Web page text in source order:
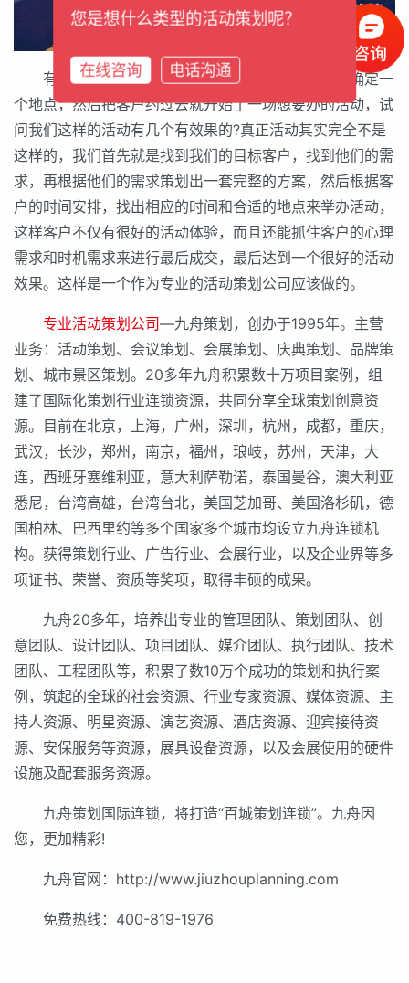
有些时候很多公司办活动都是先制定一个时间，确定一
个地点，然后把客户约过去就开始了一场想要办的活动，试
问我们这样的活动有几个有效果的?真正活动其实完全不是
这样的，我们首先就是找到我们的目标客户，找到他们的需
求，再根据他们的需求策划出一套完整的方案，然后根据客
户的时间安排，找出相应的时间和合适的地点来举办活动，
这样客户不仅有很好的活动体验，而且还能抓住客户的心理
需求和时机需求来进行最后成交，最后达到一个很好的活动
效果。这样是一个作为专业的活动策划公司应该做的。
专业活动策划公司—九舟策划，创办于1995年。主营
业务：活动策划、会议策划、会展策划、庆典策划、品牌策
划、城市景区策划。20多年九舟积累数十万项目案例，组
建了国际化策划行业连锁资源，共同分享全球策划创意资
源。目前在北京，上海，广州，深圳，杭州，成都，重庆，
武汉，长沙，郑州，南京，福州，琅岐，苏州，天津，大
连，西班牙塞维利亚，意大利萨勒诺，泰国曼谷，澳大利亚
悉尼，台湾高雄，台湾台北，美国芝加哥、美国洛杉矶，德
国柏林、巴西里约等多个国家多个城市均设立九舟连锁机
构。获得策划行业、广告行业、会展行业，以及企业界等多
项证书、荣誉、资质等奖项，取得丰硕的成果。
九舟20多年，培养出专业的管理团队、策划团队、创
意团队、设计团队、项目团队、媒介团队、执行团队、技术
团队、工程团队等，积累了数10万个成功的策划和执行案
例，筑起的全球的社会资源、行业专家资源、媒体资源、主
持人资源、明星资源、演艺资源、酒店资源、迎宾接待资
源、安保服务等资源，展具设备资源，以及会展使用的硬件
设施及配套服务资源。
九舟策划国际连锁，将打造“百城策划连锁”。九舟因
您，更加精彩!
九舟官网：http://www.jiuzhouplanning.com
免费热线：400-819-1976
您是想什么类型的活动策划呢？
在线咨询 电话沟通